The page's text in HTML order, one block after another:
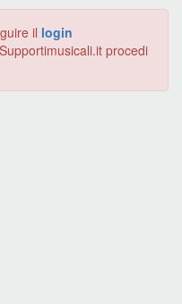
il login
procedi